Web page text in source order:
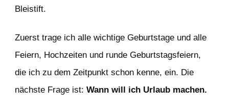
Bleistift.
Zuerst trage ich alle wichtige Geburtstage und alle
Feiern, Hochzeiten und runde Geburtstagsfeiern,
die ich zu dem Zeitpunkt schon kenne, ein. Die
nächste Frage ist: Wann will ich Urlaub machen.